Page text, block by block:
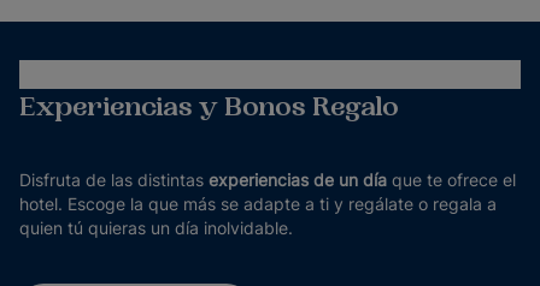
Experiencias y Bonos Regalo
Disfruta de las distintas experiencias de un día que te ofrece el
hotel. Escoge la que más se adapte a ti y regálate o regala a
quien tú quieras un día inolvidable.